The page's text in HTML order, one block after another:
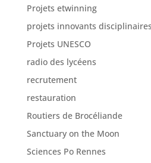
Projets etwinning
projets innovants disciplinaires
Projets UNESCO
radio des lycéens
recrutement
restauration
Routiers de Brocéliande
Sanctuary on the Moon
Sciences Po Rennes